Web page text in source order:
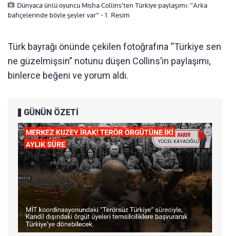
Dünyaca ünlü oyuncu Misha Collins’ten Türkiye paylaşımı: "Arka
bahçelerinde böyle şeyler var" - 1. Resim
Türk bayrağı önünde çekilen fotoğrafına “Türkiye sen
ne güzelmişsin” notunu düşen Collins’in paylaşımı,
binlerce beğeni ve yorum aldı.
GÜNÜN ÖZETİ